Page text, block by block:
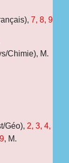
, 7, 8, 9
Chimie), M.
Géo), 2, 3, 4,
, M.